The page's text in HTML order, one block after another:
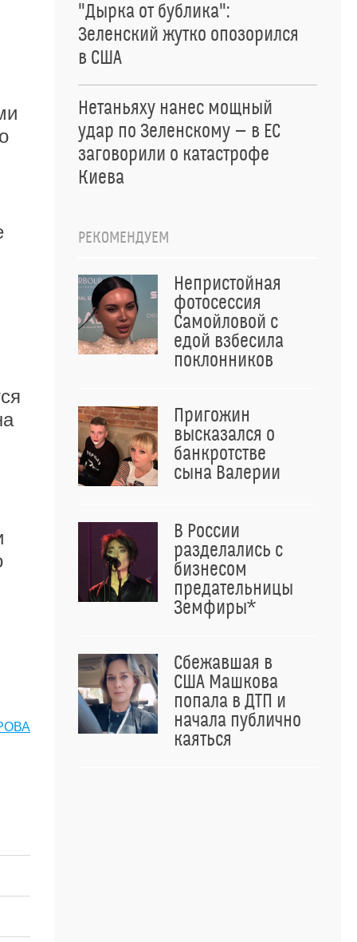
"Дырка от бублика":
Зеленский жутко опозорился
в США
Нетаньяху нанес мощный
удар по Зеленскому — в ЕС
заговорили о катастрофе
Киева
РЕКОМЕНДУЕМ
Непристойная
фотосессия
Самойловой с
едой взбесила
поклонников
Пригожин
высказался о
банкротстве
сына Валерии
В России
разделались с
бизнесом
предательницы
Земфиры*
Сбежавшая в
США Машкова
попала в ДТП и
начала публично
каяться